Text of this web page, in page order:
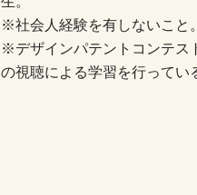
※社会人経験を有しないこと。
※デザインパテントコンテス
の視聴による学習を行ってい